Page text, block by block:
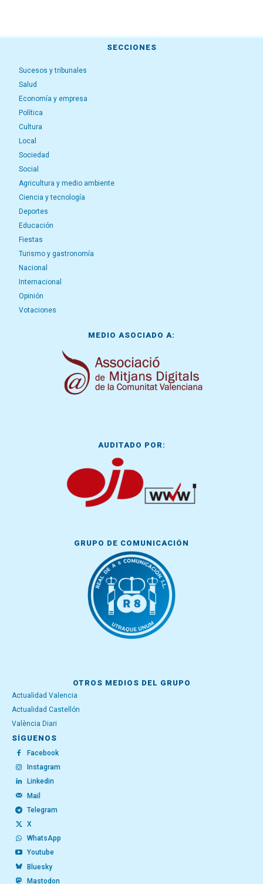
SECCIONES
Sucesos y tribunales
Salud
Economía y empresa
Política
Cultura
Local
Sociedad
Social
Agricultura y medio ambiente
Ciencia y tecnología
Deportes
Educación
Fiestas
Turismo y gastronomía
Nacional
Internacional
Opinión
Votaciones
MEDIO ASOCIADO A:
AUDITADO POR:
GRUPO DE COMUNICACIÓN
OTROS MEDIOS DEL GRUPO
Actualidad Valencia
Actualidad Castellón
València Diari
SÍGUENOS
Facebook
Instagram
Linkedin
Mail
Telegram
X
WhatsApp
Youtube
Bluesky
Mastodon